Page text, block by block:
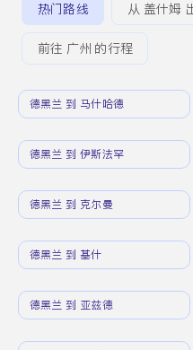
热门路线 从 盖什姆
前往 广州 的行程
德黑兰 到 马什哈德
德黑兰 到 伊斯法罕
德黑兰 到 克尔曼
德黑兰 到 基什
德黑兰 到 亚兹德